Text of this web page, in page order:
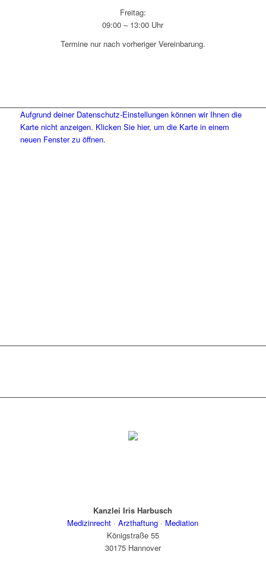
Freitag:
09:00 – 13:00 Uhr
Termine nur nach vorheriger Vereinbarung.
Aufgrund deiner Datenschutz-Einstellungen können wir Ihnen die
Karte nicht anzeigen. Klicken Sie hier, um die Karte in einem
neuen Fenster zu öffnen.
Kanzlei Iris Harbusch
Medizinrecht ·Arzthaftung · Mediation
Königstraße 55
30175 Hannover